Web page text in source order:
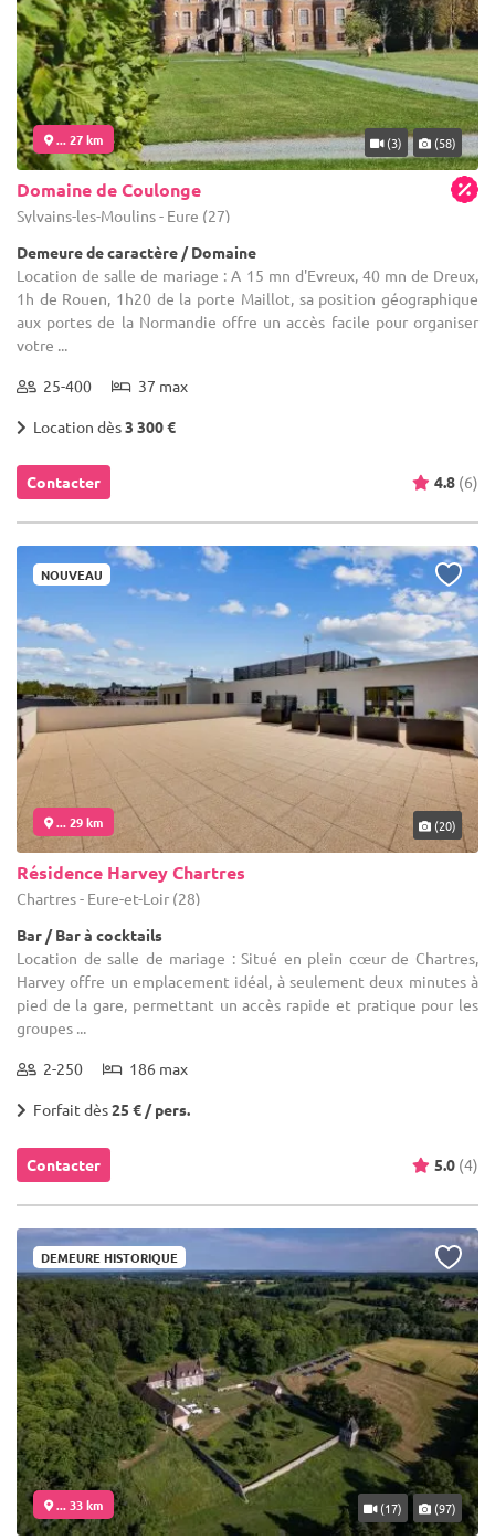
... 27 km (3) (58)
Domaine de Coulonge
Sylvains-les-Moulins - Eure (27)
Demeure de caractère / Domaine
Location de salle de mariage : A 15 mn d'Evreux, 40 mn de Dreux,
1h de Rouen, 1h20 de la porte Maillot, sa position géographique
aux portes de la Normandie offre un accès facile pour organiser
votre ...
25-400 37 max
Location dès3 300 €
Contacter 4.8 (6)
NOUVEAU
... 29 km (20)
Résidence Harvey Chartres
Chartres - Eure-et-Loir (28)
Bar / Bar à cocktails
Location de salle de mariage : Situé en plein cœur de Chartres,
Harvey offre un emplacement idéal, à seulement deux minutes à
pied de la gare, permettant un accès rapide et pratique pour les
groupes ...
2-250 186 max
Forfait dès25 € / pers.
Contacter 5.0 (4)
DEMEURE HISTORIQUE
... 33 km (17) (97)